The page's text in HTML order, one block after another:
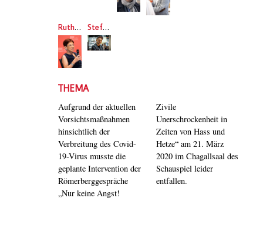
Ruth Wodak Steffen Mensching
THEMA
Aufgrund der aktuellen
Vorsichtsmaßnahmen
hinsichtlich der
Verbreitung des Covid-
19-Virus musste die
geplante Intervention der
Römerberggespräche
„Nur keine Angst!
Zivile
Unerschrockenheit in
Zeiten von Hass und
Hetze“ am 21. März
2020 im Chagallsaal des
Schauspiel leider
entfallen.